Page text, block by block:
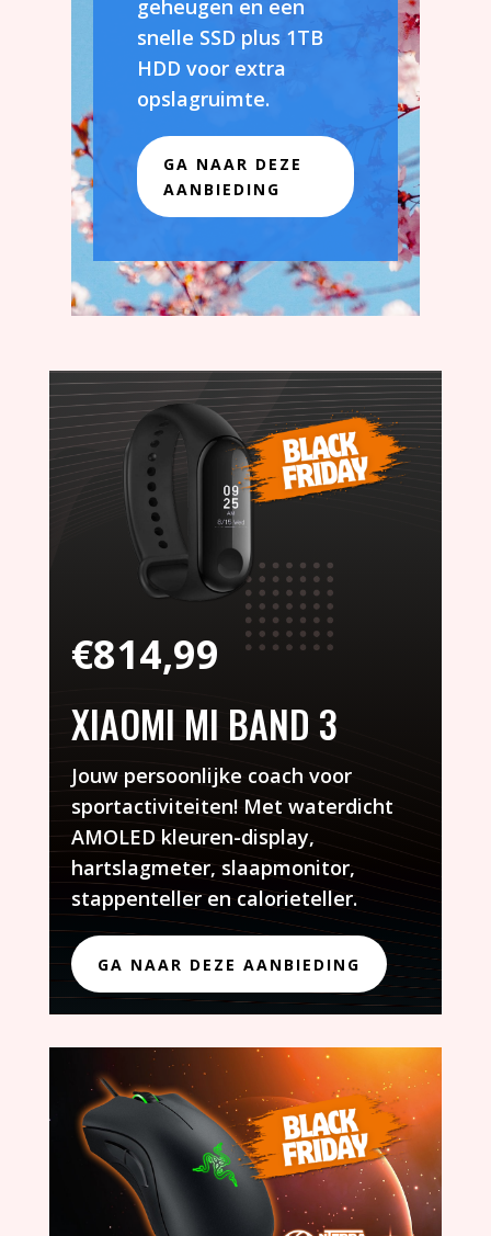
geheugen en een
snelle SSD plus 1TB
HDD voor extra
opslagruimte.
GA NAAR DEZE
AANBIEDING
€814,99
XIAOMI MI BAND 3
Jouw persoonlijke coach voor
sportactiviteiten! Met waterdicht
AMOLED kleuren-display,
hartslagmeter, slaapmonitor,
stappenteller en calorieteller.
GA NAAR DEZE AANBIEDING